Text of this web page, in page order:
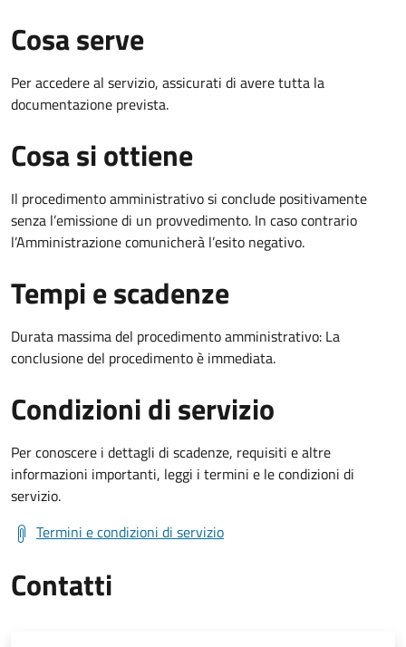
Cosa serve
Per accedere al servizio, assicurati di avere tutta la
documentazione prevista.
Cosa si ottiene
Il procedimento amministrativo si conclude positivamente
senza l’emissione di un provvedimento. In caso contrario
l’Amministrazione comunicherà l’esito negativo.
Tempi e scadenze
Durata massima del procedimento amministrativo: La
conclusione del procedimento è immediata.
Condizioni di servizio
Per conoscere i dettagli di scadenze, requisiti e altre
informazioni importanti, leggi i termini e le condizioni di
servizio.
Termini e condizioni di servizio
Contatti